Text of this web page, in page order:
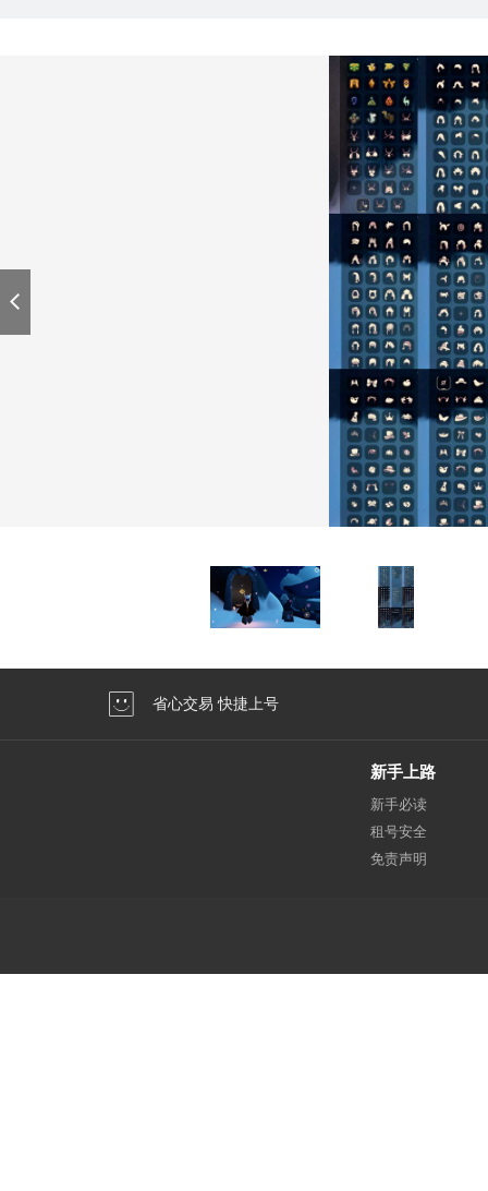
省心交易 快捷上号
新手上路
新手必读
租号安全
免责声明